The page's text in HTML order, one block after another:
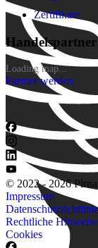
Zertifikate
Loading map...
Partner werden
© 2022 - 2026
Impressum
Rechtliche Hinweise
Cookies